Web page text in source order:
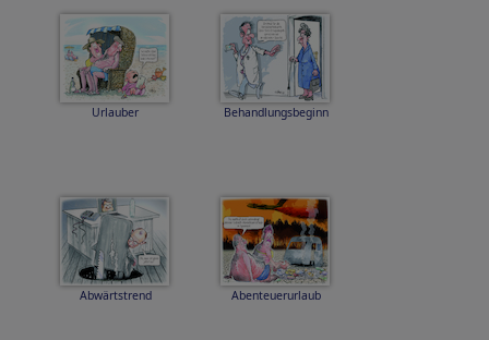
Urlauber Behandlungsbeginn
Abwärtstrend Abenteuerurlaub